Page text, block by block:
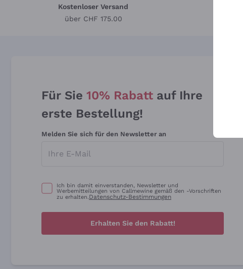
Kostenloser Versand
über CHF 175.00
Für Sie 10% Rabatt auf Ihre
erste Bestellung!
Melden Sie sich für den Newsletter an
Ich bin damit einverstanden, Newsletter und
Werbemitteilungen von Callmewine gemäß den -Vorschriften
zu erhalten.Datenschutz-Bestimmungen
Erhalten Sie den Rabatt!